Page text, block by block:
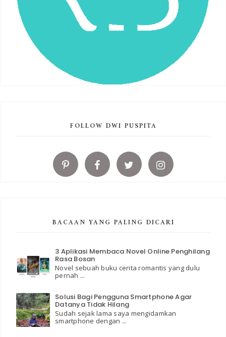
FOLLOW DWI PUSPITA
BACAAN YANG PALING DICARI
3 Aplikasi Membaca Novel Online Penghilang
Rasa Bosan
Novel sebuah buku cerita romantis yang dulu
pernah ...
Solusi Bagi Pengguna Smartphone Agar
Datanya Tidak Hilang
Sudah sejak lama saya mengidamkan
smartphone dengan ...